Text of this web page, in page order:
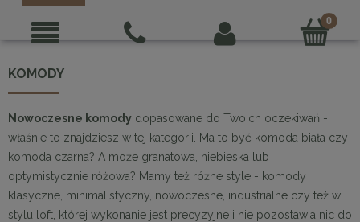
KOMODY
Nowoczesne komody dopasowane do Twoich oczekiwań -
właśnie to znajdziesz w tej kategorii. Ma to być komoda biała czy
komoda czarna? A może granatowa, niebieska lub
optymistycznie różowa? Mamy też różne style - komody
klasyczne, minimalistyczny, nowoczesne, industrialne czy też w
stylu loft, której wykonanie jest precyzyjne i nie pozostawia nic do